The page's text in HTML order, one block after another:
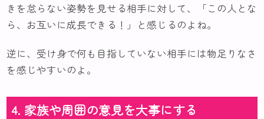
きを怠らない姿勢を見せる相手に対して、「この人とな
ら、お互いに成長できる！」と感じるのよね。
逆に、受け身で何も目指していない相手には物足りなさ
を感じやすいのよ。
4. 家族や周囲の意見を大事にする